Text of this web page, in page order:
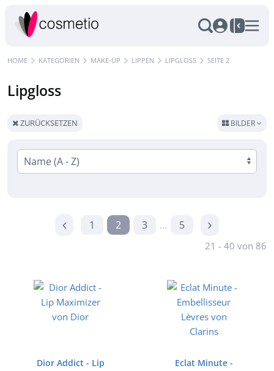
HOME KATEGORIEN MAKE-UP LIPPEN LIPGLOSS SEITE 2
Lipgloss
ZURÜCKSETZEN BILDER
1 2 3 ... 5
21 - 40 von 86
Dior Addict - Lip
Eclat Minute -